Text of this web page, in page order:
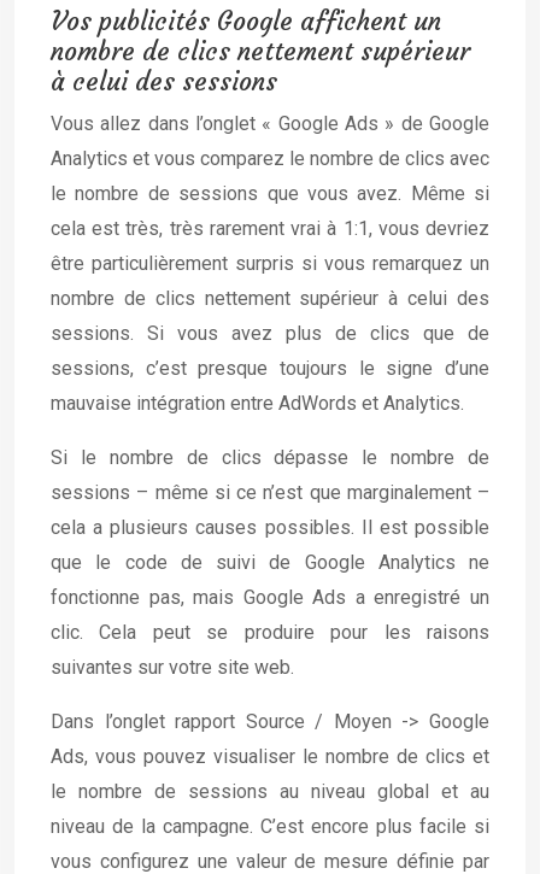
Vos publicités Google affichent un
nombre de clics nettement supérieur
à celui des sessions
Vous allez dans l’onglet « Google Ads » de Google
Analytics et vous comparez le nombre de clics avec
le nombre de sessions que vous avez. Même si
cela est très, très rarement vrai à 1:1, vous devriez
être particulièrement surpris si vous remarquez un
nombre de clics nettement supérieur à celui des
sessions. Si vous avez plus de clics que de
sessions, c’est presque toujours le signe d’une
mauvaise intégration entre AdWords et Analytics.
Si le nombre de clics dépasse le nombre de
sessions – même si ce n’est que marginalement –
cela a plusieurs causes possibles. Il est possible
que le code de suivi de Google Analytics ne
fonctionne pas, mais Google Ads a enregistré un
clic. Cela peut se produire pour les raisons
suivantes sur votre site web.
Dans l’onglet rapport Source / Moyen -> Google
Ads, vous pouvez visualiser le nombre de clics et
le nombre de sessions au niveau global et au
niveau de la campagne. C’est encore plus facile si
vous configurez une valeur de mesure définie par